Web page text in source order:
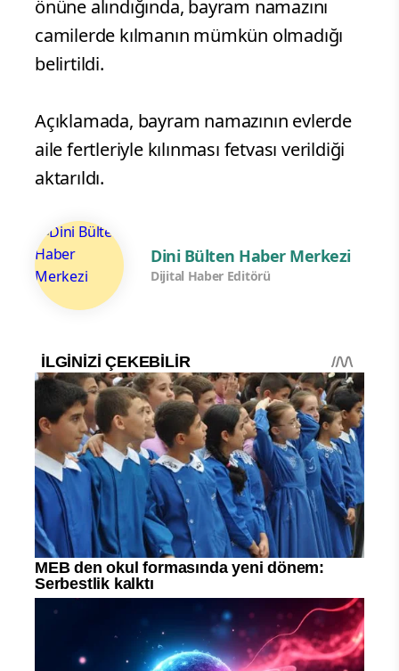
önüne alındığında, bayram namazını
camilerde kılmanın mümkün olmadığı
belirtildi.
Açıklamada, bayram namazının evlerde
aile fertleriyle kılınması fetvası verildiği
aktarıldı.
Dini Bülten Haber Merkezi
Dijital Haber Editörü